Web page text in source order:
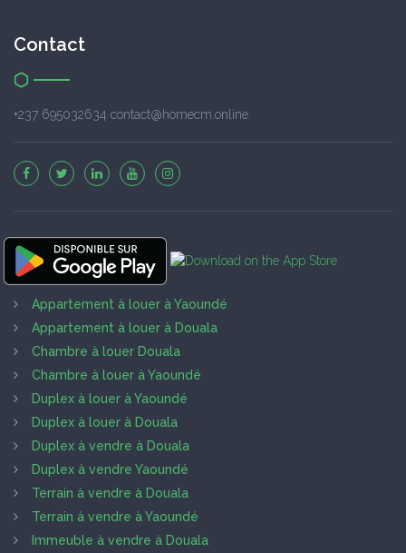
Contact
+237 695032634 contact@homecm.online
Appartement à louer à Yaoundé
Appartement à louer à Douala
Chambre à louer Douala
Chambre à louer à Yaoundé
Duplex à louer à Yaoundé
Duplex à louer à Douala
Duplex à vendre à Douala
Duplex à vendre Yaoundé
Terrain à vendre à Douala
Terrain à vendre à Yaoundé
Immeuble à vendre à Douala